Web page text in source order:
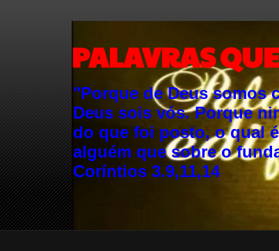
PALAVRAS
"Porque de Deus somos
Deus sois vós. Porque
do que foi posto, o qual
alguém que sobre o
Coríntios 3.9,11,14